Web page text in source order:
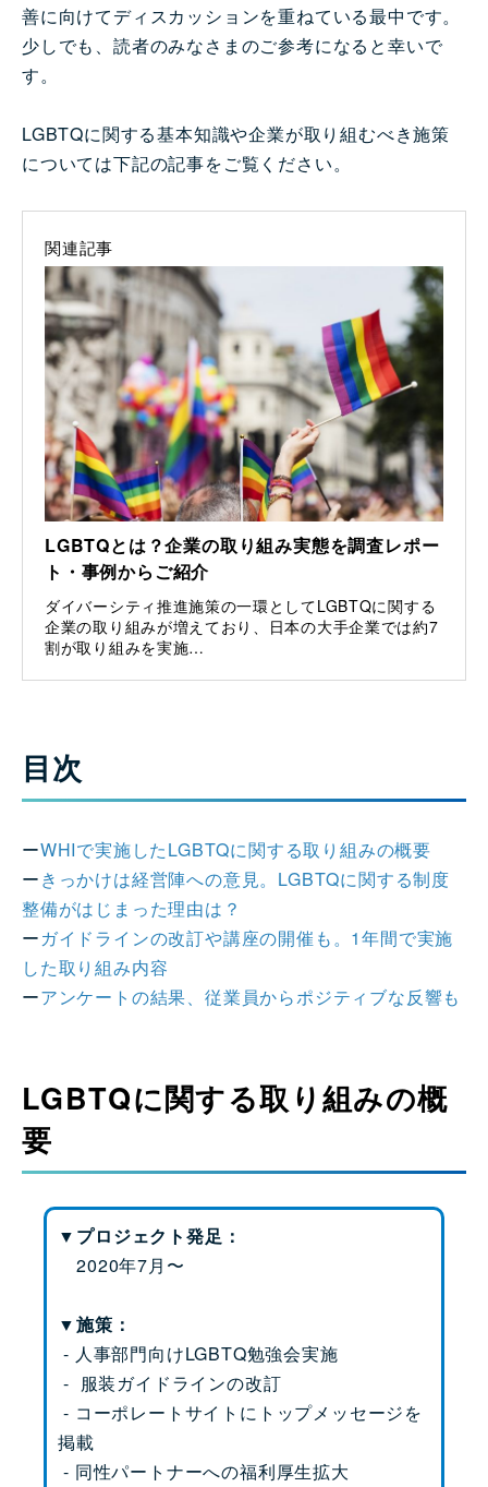
善に向けてディスカッションを重ねている最中です。
少しでも、読者のみなさまのご参考になると幸いで
す。
LGBTQに関する基本知識や企業が取り組むべき施策
については下記の記事をご覧ください。
関連記事
LGBTQとは？企業の取り組み実態を調査レポー
ト・事例からご紹介
ダイバーシティ推進施策の一環としてLGBTQに関する
企業の取り組みが増えており、日本の大手企業では約7
割が取り組みを実施…
目次
ーWHIで実施したLGBTQに関する取り組みの概要
ーきっかけは経営陣への意見。LGBTQに関する制度
整備がはじまった理由は？
ーガイドラインの改訂や講座の開催も。1年間で実施
した取り組み内容
ーアンケートの結果、従業員からポジティブな反響も
LGBTQに関する取り組みの概
要
▼プロジェクト発足：
2020年7月〜
▼施策：
- 人事部門向けLGBTQ勉強会実施
- 服装ガイドラインの改訂
- コーポレートサイトにトップメッセージを
掲載
- 同性パートナーへの福利厚生拡大